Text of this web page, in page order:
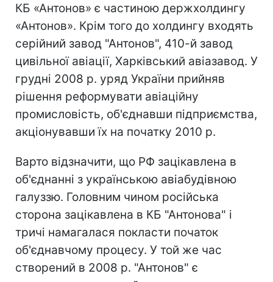
КБ «Антонов» є частиною держхолдингу
«Антонов». Крім того до холдингу входять
серійний завод "Антонов", 410-й завод
цивільної авіації, Харківський авіазавод. У
грудні 2008 р. уряд України прийняв
рішення реформувати авіаційну
промисловість, об'єднавши підприємства,
акціонувавши їх на початку 2010 р.
Варто відзначити, що РФ зацікавлена в
об'єднанні з українською авіабудівною
галуззю. Головним чином російська
сторона зацікавлена в КБ "Антонова" і
тричі намагалася покласти початок
об'єднавчому процесу. У той же час
створений в 2008 р. "Антонов" є